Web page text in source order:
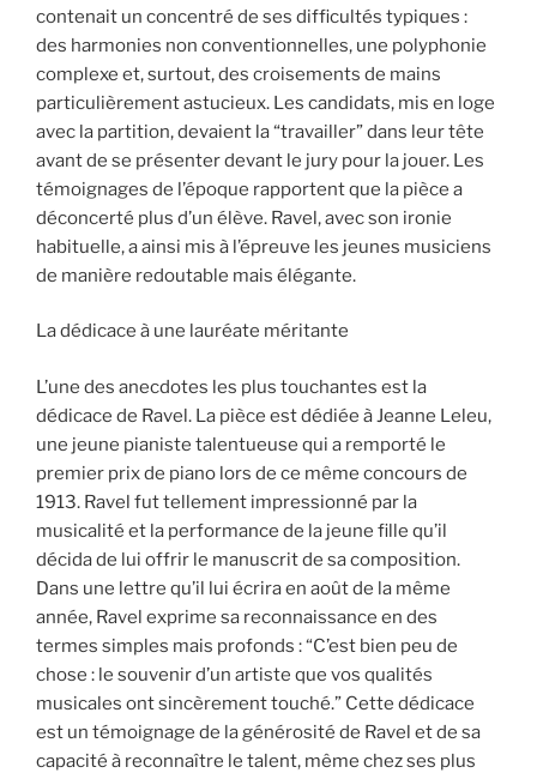
contenait un concentré de ses difficultés typiques :
des harmonies non conventionnelles, une polyphonie
complexe et, surtout, des croisements de mains
particulièrement astucieux. Les candidats, mis en loge
avec la partition, devaient la “travailler” dans leur tête
avant de se présenter devant le jury pour la jouer. Les
témoignages de l’époque rapportent que la pièce a
déconcerté plus d’un élève. Ravel, avec son ironie
habituelle, a ainsi mis à l’épreuve les jeunes musiciens
de manière redoutable mais élégante.
La dédicace à une lauréate méritante
L’une des anecdotes les plus touchantes est la
dédicace de Ravel. La pièce est dédiée à Jeanne Leleu,
une jeune pianiste talentueuse qui a remporté le
premier prix de piano lors de ce même concours de
1913. Ravel fut tellement impressionné par la
musicalité et la performance de la jeune fille qu’il
décida de lui offrir le manuscrit de sa composition.
Dans une lettre qu’il lui écrira en août de la même
année, Ravel exprime sa reconnaissance en des
termes simples mais profonds : “C’est bien peu de
chose : le souvenir d’un artiste que vos qualités
musicales ont sincèrement touché.” Cette dédicace
est un témoignage de la générosité de Ravel et de sa
capacité à reconnaître le talent, même chez ses plus